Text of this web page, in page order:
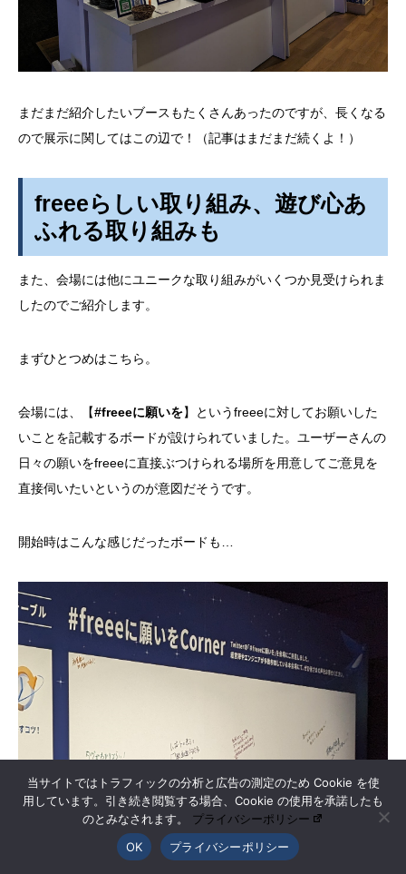
まだまだ紹介したいブースもたくさんあったのですが、長くなる
ので展示に関してはこの辺で！（記事はまだまだ続くよ！）
freeeらしい取り組み、遊び心あ
ふれる取り組みも
また、会場には他にユニークな取り組みがいくつか見受けられま
したのでご紹介します。
まずひとつめはこちら。
会場には、【#freeeに願いを】というfreeeに対してお願いした
いことを記載するボードが設けられていました。ユーザーさんの
日々の願いをfreeeに直接ぶつけられる場所を用意してご意見を
直接伺いたいというのが意図だそうです。
開始時はこんな感じだったボードも…
当サイトではトラフィックの分析と広告の測定のため Cookie を使
用しています。引き続き閲覧する場合、Cookie の使用を承諾したも
のとみなされます。 プライバシーポリシー
OK
プライバシーポリシー